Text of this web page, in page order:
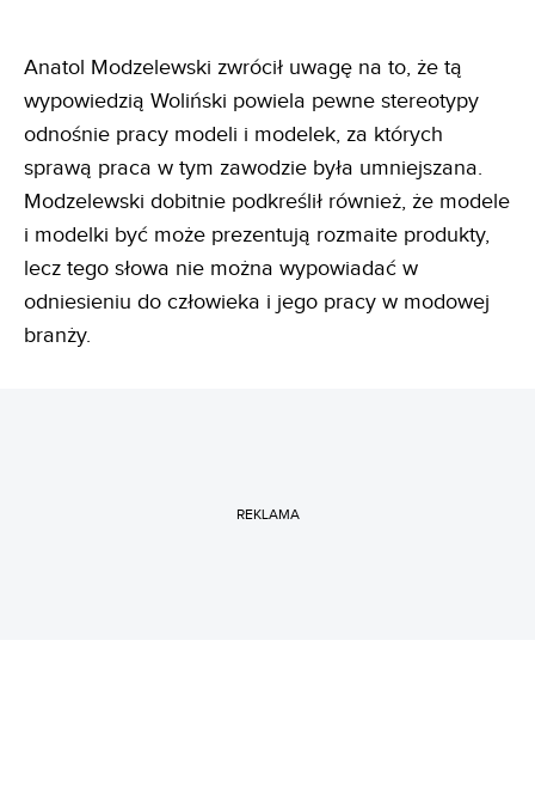
Anatol Modzelewski zwrócił uwagę na to, że tą
wypowiedzią Woliński powiela pewne stereotypy
odnośnie pracy modeli i modelek, za których
sprawą praca w tym zawodzie była umniejszana.
Modzelewski dobitnie podkreślił również, że modele
i modelki być może prezentują rozmaite produkty,
lecz tego słowa nie można wypowiadać w
odniesieniu do człowieka i jego pracy w modowej
branży.
REKLAMA